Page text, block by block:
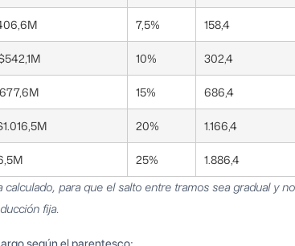
7,5% 158,4
10% 302,4
15% 686,4
20% 1.166,4
25% 1.886,4
calculado, para que el salto entre tramos sea gradual y
fija.